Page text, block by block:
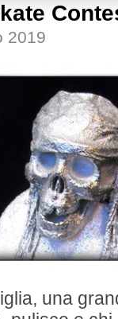
2019
una